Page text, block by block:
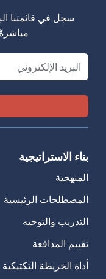
سجل في قائمتنا
Email
بناء الاستراتيجية
المنهجية
المصطلحات الرئيسية
التدريب والتوجيه
تقييم المدافعة
أداة الخريطة التكتيكية